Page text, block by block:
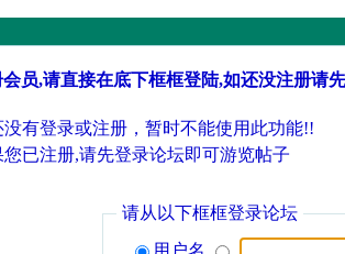
员,请直接在底下框框登陆,如还没注册请
没有登录或注册，暂时不能使用此功能!!
您已注册,请先登录论坛即可游览帖子
请从以下框框登录论坛
用户名